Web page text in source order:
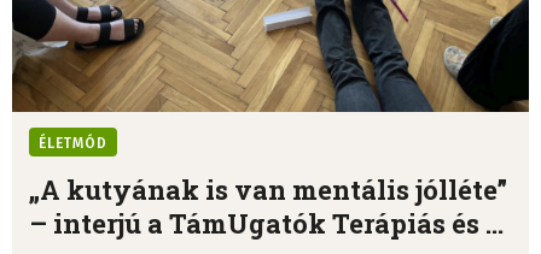
ÉLETMÓD
„A kutyának is van mentális jólléte”
– interjú a TámUgatók Terápiás és ...